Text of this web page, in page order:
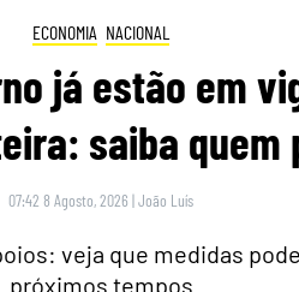
ECONOMIA NACIONAL
já estão em
saiba
07:42 8 Agosto, 2026 |João Luís
veja que medidas
próximos tempos